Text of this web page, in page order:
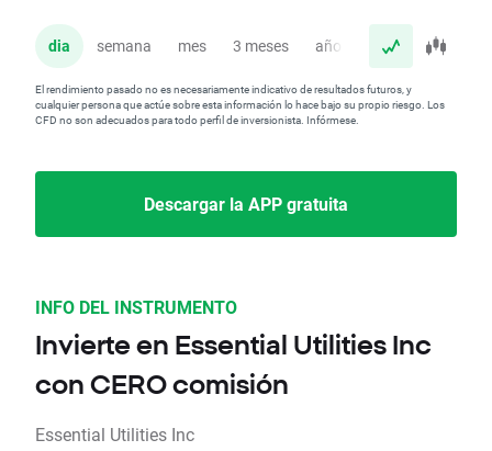
dia semana mes 3 meses año
El rendimiento pasado no es necesariamente indicativo de resultados futuros, y
cualquier persona que actúe sobre esta información lo hace bajo su propio riesgo. Los
CFD no son adecuados para todo perfil de inversionista. Infórmese.
Descargar la APP gratuita
INFO DEL INSTRUMENTO
Invierte en Essential Utilities Inc
con CERO comisión
Essential Utilities Inc